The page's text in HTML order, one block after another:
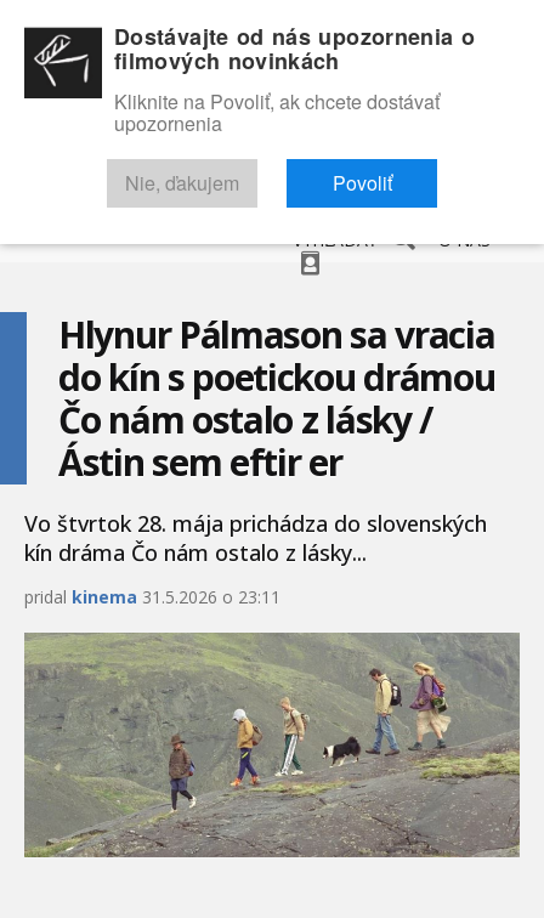
RECENZIE TRAILERY FILMOVÁ DATABÁZA
VYHĽADAŤ O NÁS
Hlynur Pálmason sa vracia
do kín s poetickou drámou
Čo nám ostalo z lásky /
Ástin sem eftir er
Vo štvrtok 28. mája prichádza do slovenských
kín dráma Čo nám ostalo z lásky...
pridal kinema 31.5.2026 o 23:11
Dostávajte od nás upozornenia o
filmových novinkách
Kliknite na Povoliť, ak chcete dostávať
upozornenia
Nie, ďakujem Povoliť